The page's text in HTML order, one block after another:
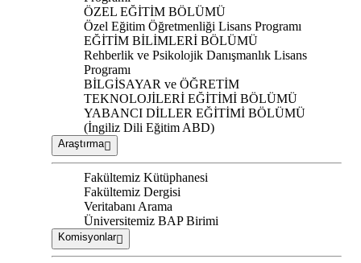
ÖZEL EĞİTİM BÖLÜMÜ
Özel Eğitim Öğretmenliği Lisans Programı
EĞİTİM BİLİMLERİ BÖLÜMÜ
Rehberlik ve Psikolojik Danışmanlık Lisans
Programı
BİLGİSAYAR ve ÖĞRETİM
TEKNOLOJİLERİ EĞİTİMİ BÖLÜMÜ
YABANCI DİLLER EĞİTİMİ BÖLÜMÜ
(İngiliz Dili Eğitim ABD)
Araştırma
Fakültemiz Kütüphanesi
Fakültemiz Dergisi
Veritabanı Arama
Üniversitemiz BAP Birimi
Komisyonlar